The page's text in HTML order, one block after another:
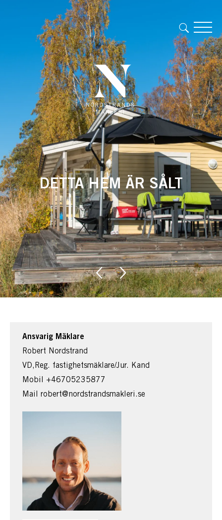
DETTA HEM ÄR SÅLT
Ansvarig Mäklare
Robert Nordstrand
VD,Reg. fastighetsmäklare/Jur. Kand
Mobil +46705235877
Mail robert@nordstrandsmakleri.se